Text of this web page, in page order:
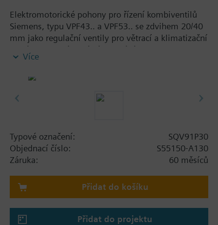
Elektromotorické pohony pro řízení kombiventilů
Siemens, typu VPF43.. a VPF53.. se zdvihem 20/40
mm jako regulační ventily pro větrací a klimatizační
systémy, pro dálkové zásobování teplem a
chladem. Ruční ovládání, zobrazení polohy a
80, 120, 180 nebo 240 s). Volitelné funkce s
Additional info
Pohony SQV..P.. mají certifikaci UL
Více
Typové označení:
SQV91P30
Objednací číslo:
S55150-A130
Záruka:
60 měsíců
Přidat do košíku
Přidat do projektu